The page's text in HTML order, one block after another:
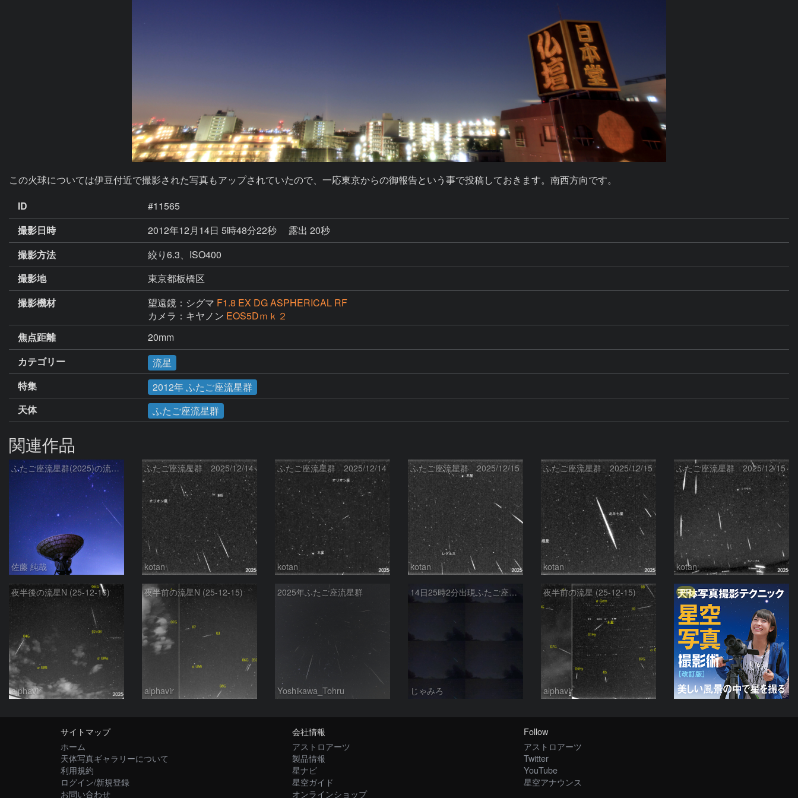
この火球については伊豆付近で撮影された写真もアップされていたので、一応東京からの御報告という事で投稿しておきます。南西方向です。
ID
#11565
撮影日時
2012年12月14日 5時48分22秒
露出 20秒
撮影方法
絞り6.3、ISO400
撮影地
東京都板橋区
撮影機材
望遠鏡：シグマ F1.8 EX DG ASPHERICAL RF
カメラ：キヤノン EOS5Dｍｋ２
焦点距離
20mm
カテゴリー
流星
特集
2012年 ふたご座流星群
天体
ふたご座流星群
関連作品
ふたご座流星群(2025)の流星と冬の星座、さくら宇宙公園のパラボラアンテナ
佐藤 純哉
ふたご座流星群 2025/12/14
kotan
ふたご座流星群 2025/12/14
kotan
ふたご座流星群 2025/12/15
kotan
ふたご座流星群 2025/12/15
kotan
ふたご座流星群 2025/12/15
kotan
夜半後の流星N (25-12-16)
alphavir
夜半前の流星N (25-12-15)
alphavir
2025年ふたご座流星群
Yoshikawa_Tohru
14日25時2分出現ふたご座群大流星(全行程)
じゃみろ
夜半前の流星 (25-12-15)
alphavir
PR
サイトマップ
ホーム
天体写真ギャラリーについて
利用規約
ログイン/新規登録
お問い合わせ
会社情報
アストロアーツ
製品情報
星ナビ
星空ガイド
オンラインショップ
Follow
アストロアーツ
Twitter
YouTube
星空アナウンス